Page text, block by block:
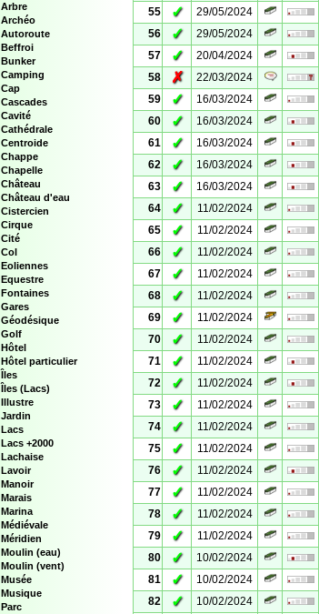
Arbre
Archéo
Autoroute
Beffroi
Bunker
Camping
Cap
Cascades
Cavité
Cathédrale
Centroide
Chappe
Chapelle
Château
Château d'eau
Cistercien
Cirque
Cité
Col
Eoliennes
Equestre
Fontaines
Gares
Géodésique
Golf
Hôtel
Hôtel particulier
Îles
Îles (Lacs)
Illustre
Jardin
Lacs
Lacs +2000
Lachaise
Lavoir
Manoir
Marais
Marina
Médiévale
Méridien
Moulin (eau)
Moulin (vent)
Musée
Musique
Parc
55
✓ 29/05/2024
56
✓ 29/05/2024
57
✓ 20/04/2024
58
✗ 22/03/2024
59
✓ 16/03/2024
60
✓ 16/03/2024
61
✓ 16/03/2024
62
✓ 16/03/2024
63
✓ 16/03/2024
64
✓ 11/02/2024
65
✓ 11/02/2024
66
✓ 11/02/2024
67
✓ 11/02/2024
68
✓ 11/02/2024
69
✓ 11/02/2024
70
✓ 11/02/2024
71
✓ 11/02/2024
72
✓ 11/02/2024
73
✓ 11/02/2024
74
✓ 11/02/2024
75
✓ 11/02/2024
76
✓ 11/02/2024
77
✓ 11/02/2024
78
✓ 11/02/2024
79
✓ 11/02/2024
80
✓ 10/02/2024
81
✓ 10/02/2024
82
✓ 10/02/2024